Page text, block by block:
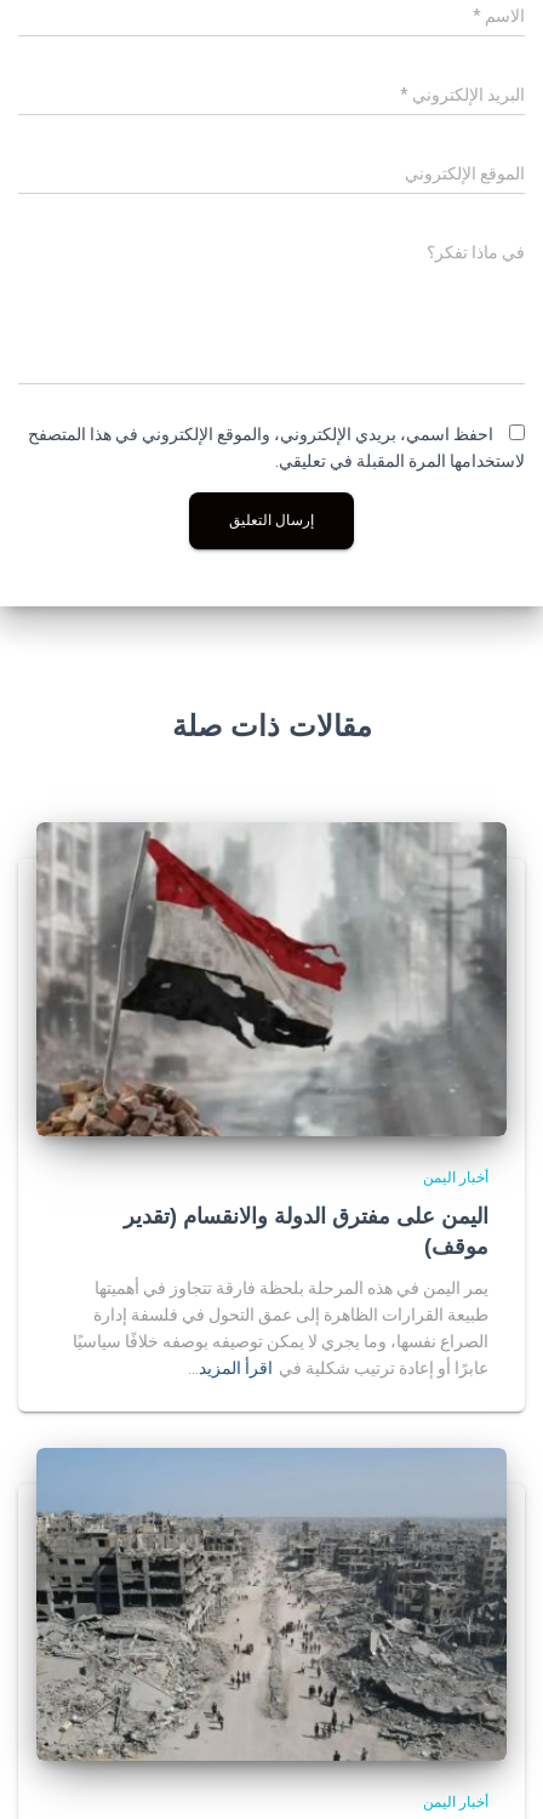
الاسم *
البريد الإلكتروني *
الموقع الإلكتروني
في ماذا تفكر؟
احفظ اسمي، بريدي الإلكتروني، والموقع الإلكتروني في هذا المتصفح
لاستخدامها المرة المقبلة في تعليقي.
مقالات ذات صلة
أخبار اليمن
اليمن على مفترق الدولة والانقسام (تقدير
موقف)
يمر اليمن في هذه المرحلة بلحظة فارقة تتجاوز في أهميتها
طبيعة القرارات الظاهرة إلى عمق التحول في فلسفة إدارة
الصراع نفسها، وما يجري لا يمكن توصيفه بوصفه خلافًا سياسيًا
عابرًا أو إعادة ترتيب شكلية في اقرأ المزيد…
أخبار اليمن